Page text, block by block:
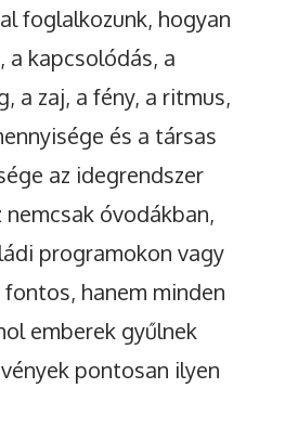
foglalkozunk, hogyan
a kapcsolódás, a
a zaj, a fény, a ritmus,
és a társas
az idegrendszer
nemcsak óvodákban,
programokon vagy
hanem minden
emberek gyűlnek
pontosan ilyen